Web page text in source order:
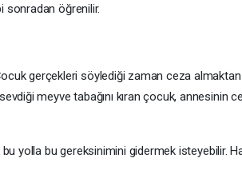
sonradan öğrenilir.
gerçekleri söylediği zaman ceza
meyve tabağını kıran çocuk, annesinin
yolla bu gereksinimini gidermek isteyebilir.